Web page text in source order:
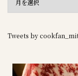
Tweets by